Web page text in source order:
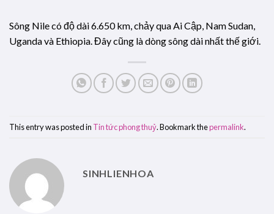
Sông Nile có độ dài 6.650 km, chảy qua Ai Cập, Nam Sudan,
Uganda và Ethiopia. Đây cũng là dòng sông dài nhất thế giới.
This entry was posted in Tin tức phong thuỷ. Bookmark thepermalink.
SINHLIENHOA